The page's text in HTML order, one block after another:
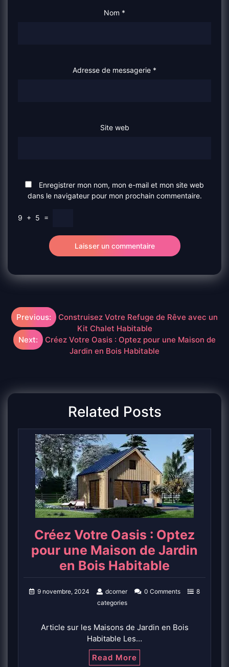
Nom *
Adresse de messagerie *
Site web
Enregistrer mon nom, mon e-mail et mon site web
dans le navigateur pour mon prochain commentaire.
9 + 5 =
Navigation
de
Previous:
Construisez Votre Refuge de Rêve avec un
Kit Chalet Habitable
Next:
Créez Votre Oasis : Optez pour une Maison de
Jardin en Bois Habitable
Related Posts
Créez Votre Oasis : Optez
pour une Maison de Jardin
en Bois Habitable
9 novembre, 2024 dcorner 0 Comments
8
categories
Article sur les Maisons de Jardin en Bois
Habitable Les…
Read More